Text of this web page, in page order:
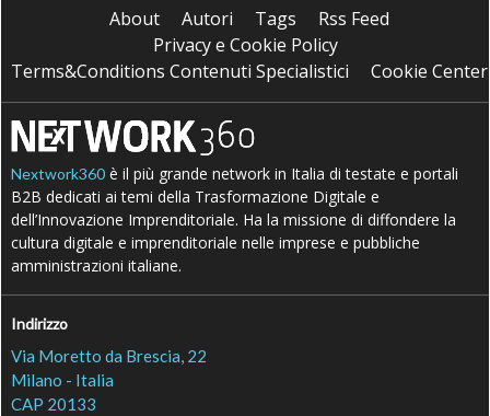
About Autori Tags
Rss Feed
Privacy e Cookie Policy
Terms&Conditions Contenuti Specialistici
Cookie Center
Nextwork360 è il più grande network in Italia di testate e portali
B2B dedicati ai temi della Trasformazione Digitale e
dell’Innovazione Imprenditoriale. Ha la missione di diffondere la
cultura digitale e imprenditoriale nelle imprese e pubbliche
amministrazioni italiane.
Indirizzo
Via Moretto da Brescia, 22
Milano - Italia
CAP 20133